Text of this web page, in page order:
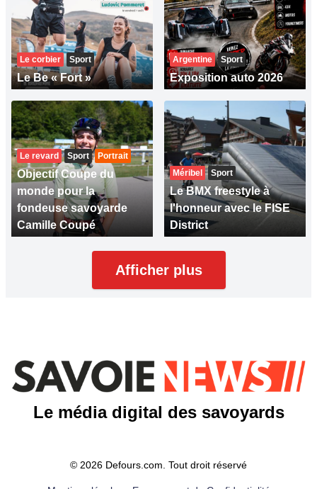
Le corbier Sport
Le Be « Fort »
Argentine Sport
Exposition auto 2026
Le revard Sport Portrait
Objectif Coupe du
monde pour la
fondeuse savoyarde
Camille Coupé
Méribel Sport
Le BMX freestyle à
l'honneur avec le FISE
District
Afficher plus
Le média digital des savoyards
© 2026 Defours.com. Tout droit réservé